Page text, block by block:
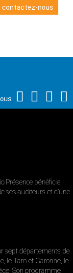
contactez-nous
Présence bénéficie
ses auditeurs et d’une
sept départements de
le Tarn et Garonne, le
Son programme